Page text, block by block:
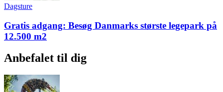
Dagsture
Gratis adgang: Besøg Danmarks største legepark på
12.500 m2
Anbefalet til dig